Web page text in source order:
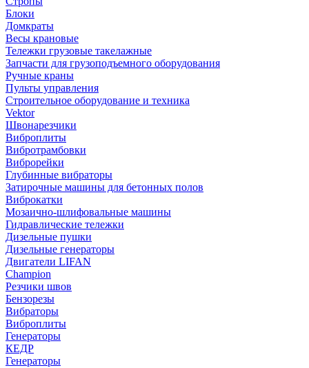
Блоки
Домкраты
Весы крановые
Тележки грузовые такелажные
Запчасти для грузоподъемного оборудования
Ручные краны
Пульты управления
Строительное оборудование и техника
Vektor
Швонарезчики
Виброплиты
Вибротрамбовки
Виброрейки
Глубинные вибраторы
Затирочные машины для бетонных полов
Виброкатки
Мозаично-шлифовальные машины
Гидравлические тележки
Дизельные пушки
Дизельные генераторы
Двигатели LIFAN
Champion
Резчики швов
Бензорезы
Вибраторы
Виброплиты
Генераторы
КЕДР
Генераторы